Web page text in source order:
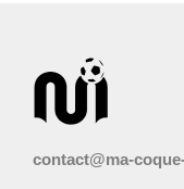
contact@ma-